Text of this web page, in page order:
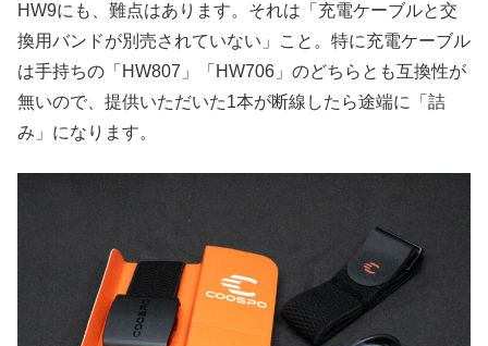
HW9にも、難点はあります。それは「充電ケーブルと交
換用バンドが別売されていない」こと。特に充電ケーブル
は手持ちの「HW807」「HW706」のどちらとも互換性が
無いので、提供いただいた1本が断線したら途端に「詰
み」になります。